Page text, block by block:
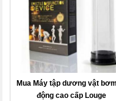
Mua Máy tập dương vật
động cao cấp Louge